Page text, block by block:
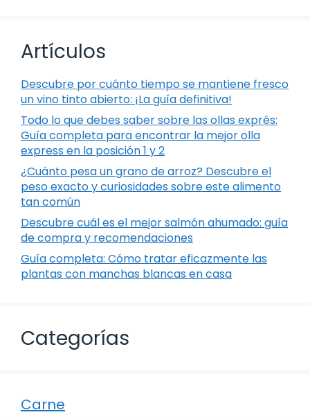
Artículos
Descubre por cuánto tiempo se mantiene fresco
un vino tinto abierto: ¡La guía definitiva!
Todo lo que debes saber sobre las ollas exprés:
Guía completa para encontrar la mejor olla
express en la posición 1 y 2
¿Cuánto pesa un grano de arroz? Descubre el
peso exacto y curiosidades sobre este alimento
tan común
Descubre cuál es el mejor salmón ahumado: guía
de compra y recomendaciones
Guía completa: Cómo tratar eficazmente las
plantas con manchas blancas en casa
Categorías
Carne